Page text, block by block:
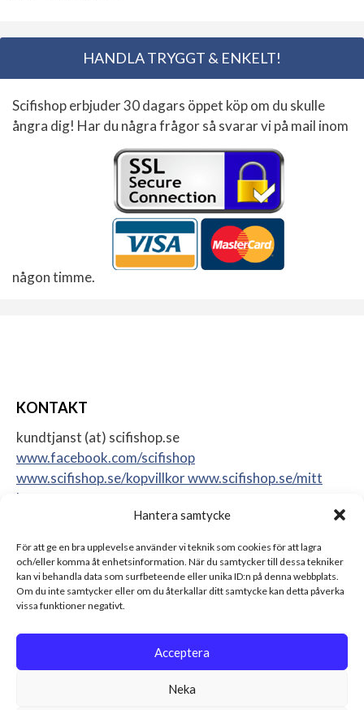
Hantera samtycke
För att ge en bra upplevelse använder vi teknik som cookies för att lagra
och/eller komma åt enhetsinformation. När du samtycker till dessa tekniker
kan vi behandla data som surfbeteende eller unika ID:n på denna webbplats.
Om du inte samtycker eller om du återkallar ditt samtycke kan detta påverka
vissa funktioner negativt.
Acceptera
Neka
HANDLA TRYGGT & ENKELT!
Scifishop erbjuder 30 dagars öppet köp om du skulle
ångra dig! Har du några frågor så svarar vi på mail inom
någon timme.
KONTAKT
kundtjanst (at) scifishop.se
www.facebook.com/scifishop
www.scifishop.se/kopvillkorwww.scifishop.se/mitt
konto
17562 Järfälla
Sweden